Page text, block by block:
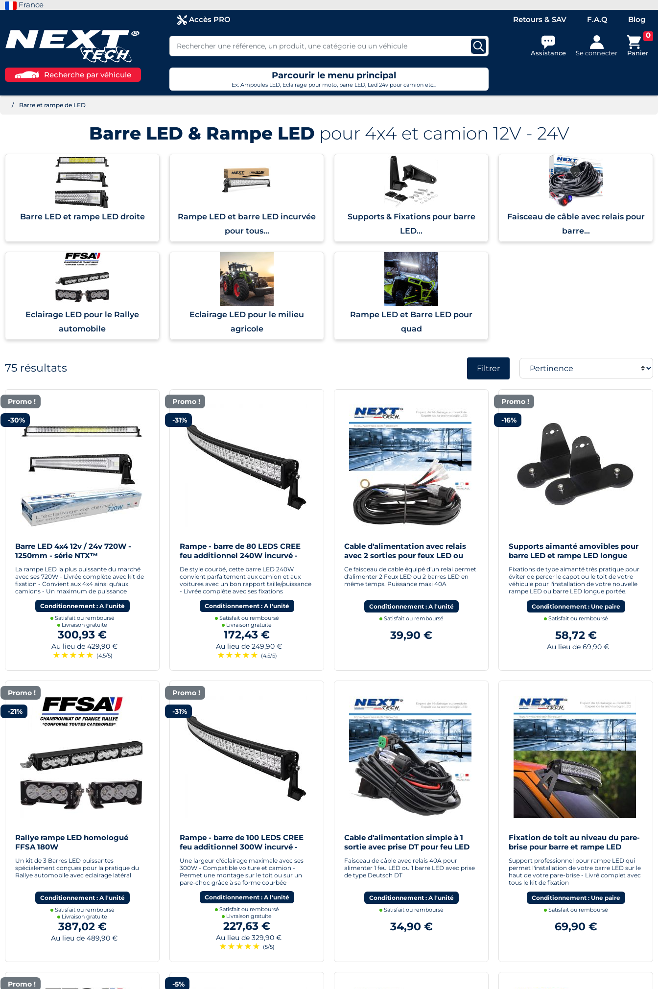
France
Accès PRO
Retours & SAV F.A.Q Blog
Assistance Se connecter
0
Panier
Recherche par véhicule Parcourir le menu principal
Ex: Ampoules LED, Eclairage pour moto, barre LED, Led 24v pour camion etc...
Barre et rampe de LED
Barre LED & Rampe LED pour 4x4 et camion 12V - 24V
Barre LED et rampe LED droite
Rampe LED et barre LED incurvée
pour tous...
Supports & Fixations pour barre
LED...
Faisceau de câble avec relais pour
barre...
Eclairage LED pour le Rallye
automobile
Eclairage LED pour le milieu
agricole
Rampe LED et Barre LED pour
quad
75 résultats Filtrer
Promo !
-30%
Barre LED 4x4 12v / 24v 720W -
1250mm - série NTX™
La rampe LED la plus puissante du marché
avec ses 720W - Livrée complète avec kit de
fixation - Convient aux 4x4 ainsi qu'aux
camions - Un maximum de puissance
Conditionnement : A l'unité
Satisfait ou remboursé
Livraison gratuite
300,93 €
Au lieu de 429,90 €
★ ★ ★ ★ ★ (4.5/5)
Promo !
-31%
Rampe - barre de 80 LEDS CREE
feu additionnel 240W incurvé -
De style courbé, cette barre LED 240W
convient parfaitement aux camion et aux
voitures avec un bon rapport taille/puissance
- Livrée complète avec ses fixations
Conditionnement : A l'unité
Satisfait ou remboursé
Livraison gratuite
172,43 €
Au lieu de 249,90 €
★ ★ ★ ★ ★ (4.5/5)
Cable d'alimentation avec relais
avec 2 sorties pour feux LED ou
Ce faisceau de cable équipé d'un relai permet
d'alimenter 2 Feux LED ou 2 barres LED en
même temps. Puissance maxi 40A
Conditionnement : A l'unité
Satisfait ou remboursé
39,90 €
Promo !
-16%
Supports aimanté amovibles pour
barre LED et rampe LED longue
Fixations de type aimanté très pratique pour
éviter de percer le capot ou le toit de votre
véhicule pour l'installation de votre nouvelle
rampe LED ou barre LED longue portée.
Conditionnement : Une paire
Satisfait ou remboursé
58,72 €
Au lieu de 69,90 €
Promo !
-21%
Rallye rampe LED homologué
FFSA 180W
Un kit de 3 Barres LED puissantes
spécialement conçues pour la pratique du
Rallye automobile avec eclairage latéral
Conditionnement : A l'unité
Satisfait ou remboursé
Livraison gratuite
387,02 €
Au lieu de 489,90 €
Promo !
-31%
Rampe - barre de 100 LEDS CREE
feu additionnel 300W incurvé -
Une largeur d'éclairage maximale avec ses
300W - Compatible voiture et camion -
Permet une montage sur le toit ou sur un
pare-choc grâce à sa forme courbée
Conditionnement : A l'unité
Satisfait ou remboursé
Livraison gratuite
227,63 €
Au lieu de 329,90 €
★ ★ ★ ★ ★ (5/5)
Cable d'alimentation simple à 1
sortie avec prise DT pour feu LED
Faisceau de câble avec relais 40A pour
alimenter 1 feu LED ou 1 barre LED avec prise
de type Deutsch DT
Conditionnement : A l'unité
Satisfait ou remboursé
34,90 €
Fixation de toit au niveau du pare-
brise pour barre et rampe LED
Support professionnel pour rampe LED qui
permet l'installation de votre barre LED sur le
haut de votre pare-brise - Livré complet avec
tous le kit de fixation
Conditionnement : Une paire
Satisfait ou remboursé
69,90 €
Promo ! -5%